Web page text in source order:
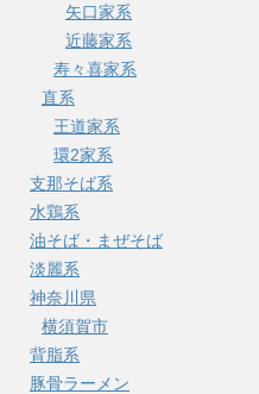
矢口家系
近藤家系
寿々喜家系
直系
王道家系
環2家系
支那そば系
水鶏系
油そば・まぜそば
淡麗系
神奈川県
横須賀市
背脂系
豚骨ラーメン